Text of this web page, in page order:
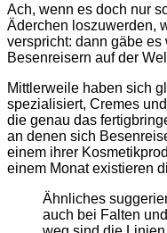
Ach, wenn es doch nur
Äderchen loszuwerden,
verspricht: dann gäbe
Besenreisern auf der
Mittlerweile haben sich
spezialisiert, Cremes
die genau das
an denen sich
einem ihrer
einem Monat existieren
Ähnliches
auch bei Falten